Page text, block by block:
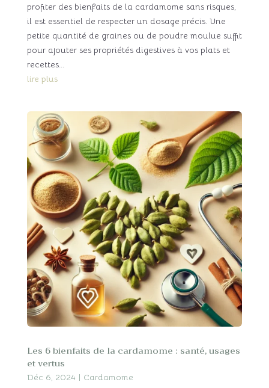
profiter des bienfaits de la cardamome sans risques,
il est essentiel de respecter un dosage précis. Une
petite quantité de graines ou de poudre moulue suffit
pour ajouter ses propriétés digestives à vos plats et
recettes...
lire plus
Les 6 bienfaits de la cardamome : santé, usages
et vertus
Déc 6, 2024 | Cardamome